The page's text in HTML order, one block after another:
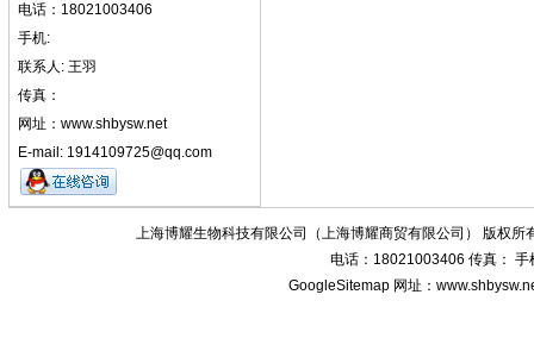
电话：18021003406
手机:
联系人: 王羽
传真：
网址：www.shbysw.net
E-mail: 1914109725@qq.com
上海博耀生物科技有限公司（上海博耀商贸有限公司） 版权所
电话：18021003406 传真： 手
GoogleSitemap 网址：